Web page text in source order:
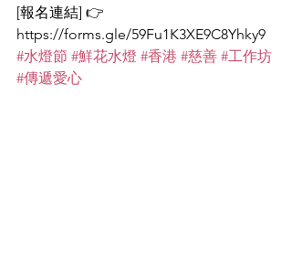
[報名連結] 👉
https://forms.gle/59Fu1K3XE9C8Yhky9
#水燈節 #鮮花水燈 #香港 #慈善 #工作坊
#傳遞愛心